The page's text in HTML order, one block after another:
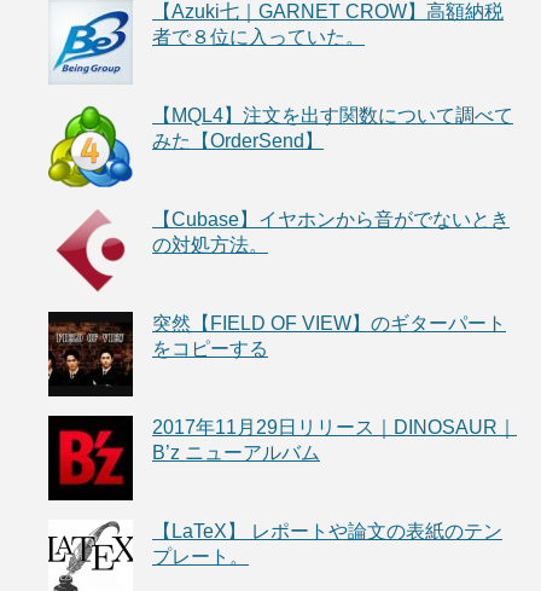
【Azuki七｜GARNET CROW】高額納税
者で８位に入っていた。
【MQL4】注文を出す関数について調べて
みた【OrderSend】
【Cubase】イヤホンから音がでないとき
の対処方法。
突然【FIELD OF VIEW】のギターパート
をコピーする
2017年11月29日リリース｜DINOSAUR｜
B’z ニューアルバム
【LaTeX】 レポートや論文の表紙のテン
プレート。